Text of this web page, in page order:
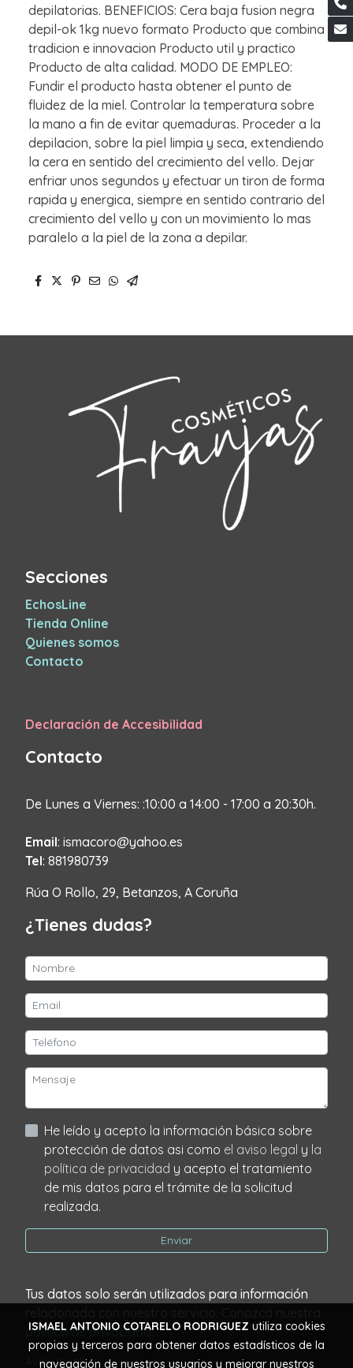
depilatorias. BENEFICIOS: Cera baja fusion negra
depil-ok 1kg nuevo formato Producto que combina
tradicion e innovacion Producto util y practico
Producto de alta calidad. MODO DE EMPLEO:
Fundir el producto hasta obtener el punto de
fluidez de la miel. Controlar la temperatura sobre
la mano a fin de evitar quemaduras. Proceder a la
depilacion, sobre la piel limpia y seca, extendiendo
la cera en sentido del crecimiento del vello. Dejar
enfriar unos segundos y efectuar un tiron de forma
rapida y energica, siempre en sentido contrario del
crecimiento del vello y con un movimiento lo mas
paralelo a la piel de la zona a depilar.
Secciones
EchosLine
Tienda Online
Quienes somos
Contacto
Declaración de Accesibilidad
Contacto
De Lunes a Viernes: :10:00 a 14:00 - 17:00 a 20:30h.
Email: ismacoro@yahoo.es
Tel: 881980739
Rúa O Rollo, 29, Betanzos, A Coruña
¿Tienes dudas?
He leído y acepto la información básica sobre
protección de datos asi como el aviso legal y la
política de privacidad y acepto el tratamiento
de mis datos para el trámite de la solicitud
realizada.
Enviar
Tus datos solo serán utilizados para información
política de privacidad.
Aviso legal
ISMAEL ANTONIO COTARELO RODRIGUEZ utiliza cookies
propias y terceros para obtener datos estadísticos de la
navegación de nuestros usuarios y mejorar nuestros